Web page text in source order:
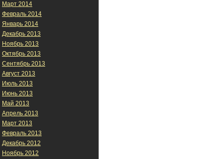
Март 2014
Февраль 2014
Январь 2014
Декабрь 2013
Ноябрь 2013
Октябрь 2013
Сентябрь 2013
Август 2013
Июль 2013
Июнь 2013
Май 2013
Апрель 2013
Март 2013
Февраль 2013
Декабрь 2012
Ноябрь 2012